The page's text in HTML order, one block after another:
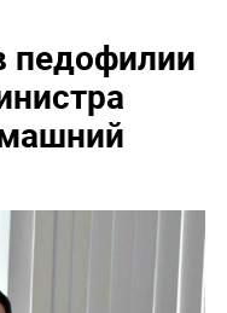
педофилии